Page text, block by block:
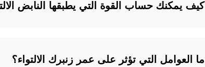
كيف يمكنك حساب القوة التي يطبقها النابض
ما العوامل التي تؤثر على عمر زنبرك الالتواء؟